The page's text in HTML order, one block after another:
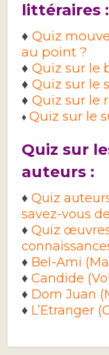
littéraires :
♦Quiz
au point ?
♦Quiz sur le
♦Quiz sur le
♦Quiz sur le
♦Quiz sur le
Quiz sur
auteurs :
♦Quiz
savez-vous
♦Quiz
♦ Bel-Ami
♦Candide
♦ Dom Juan
♦ L’Etranger